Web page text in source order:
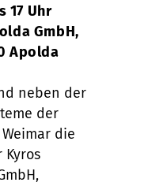
17 Uhr
GmbH,
Apolda
neben der
der
die
Kyros